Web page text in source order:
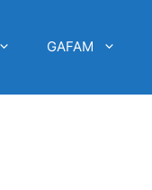
GAFAM